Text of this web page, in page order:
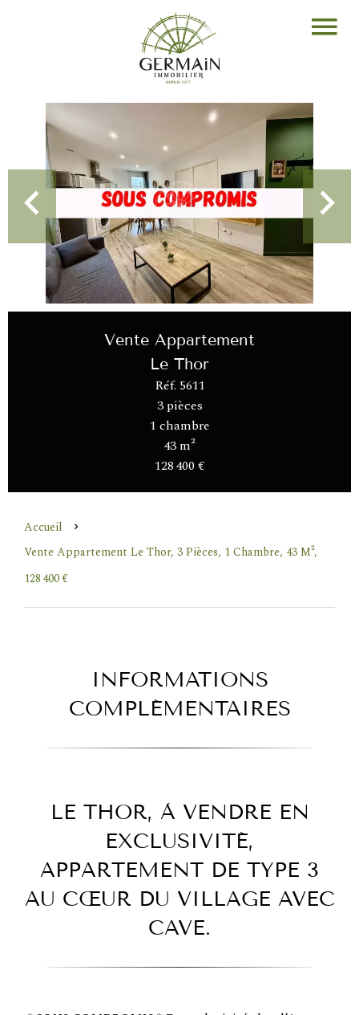
Vente Appartement
Le Thor
Réf. 5611
3 pièces
1 chambre
43 m²
128 400 €
Accueil
Vente Appartement Le Thor, 3 Pièces, 1 Chambre, 43 M²,
128 400 €
INFORMATIONS
COMPLÉMENTAIRES
LE THOR, À VENDRE EN
EXCLUSIVITÉ,
APPARTEMENT DE TYPE 3
AU CŒUR DU VILLAGE AVEC
CAVE.